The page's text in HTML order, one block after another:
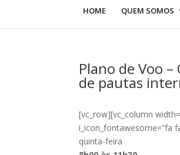
HOME QUEM SOMOS
Plano de Voo
de pautas
[vc_row][vc_column
i_icon_fontawesome=”fa
quinta-feira